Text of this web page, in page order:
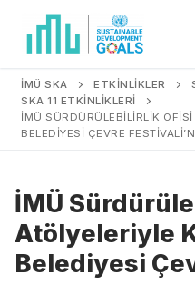
İMÜ SKA ETKINLIKLER
SKA 11 ETKINLIKLERI
İMÜ SÜRDÜRÜLEBILIRLIK OFISI
BELEDIYESI ÇEVRE
İMÜ
Atölyeleriyle
Belediyesi